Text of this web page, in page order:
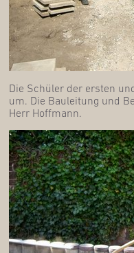
Die Schü­ler der ers­ten
um. Die Bau­lei­tung und
Herr Hoffmann.